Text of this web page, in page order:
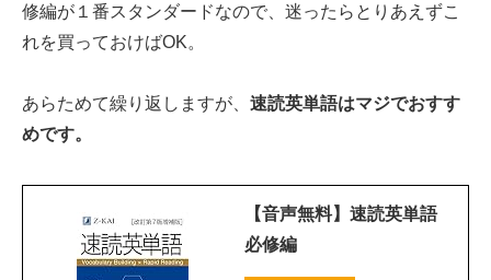
修編が１番スタンダードなので、迷ったらとりあえずこ
れを買っておけばOK。
あらためて繰り返しますが、 速読英単語はマジでおすす
めです。
【音声無料】速読英単語
必修編